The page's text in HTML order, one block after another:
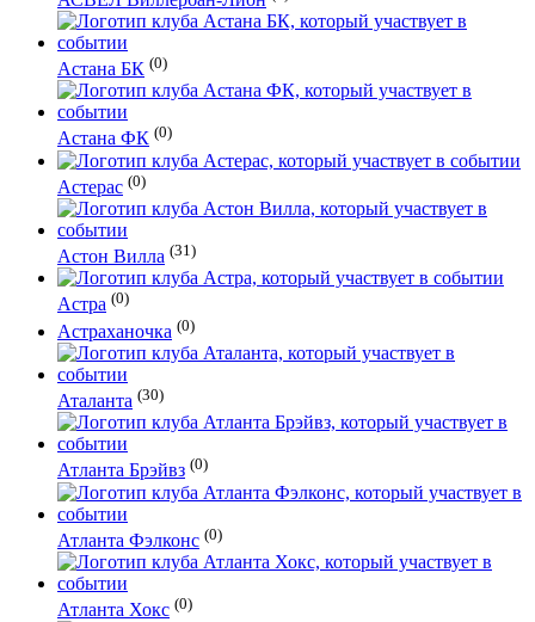
Астана БК (0)
Астана ФК (0)
Астерас (0)
Астон Вилла (31)
Астра (0)
Астраханочка (0)
Аталанта (30)
Атланта Брэйвз (0)
Атланта Фэлконс (0)
Атланта Хокс (0)